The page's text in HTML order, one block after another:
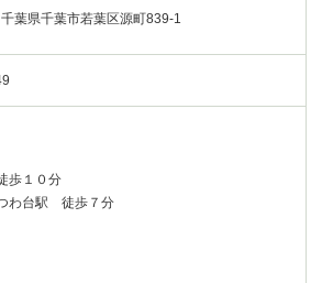
葉県千葉市若葉区源町839-1
歩１０分
わ台駅 徒歩７分